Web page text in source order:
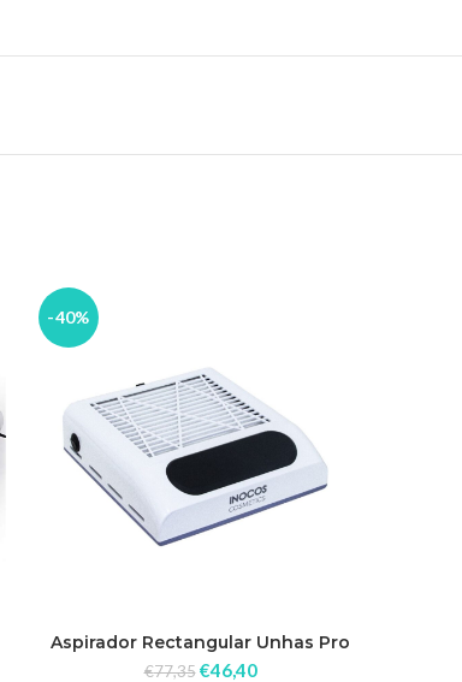
-40%
Aspirador Rectangular Unhas Pro
80W Inocos
€77,35 €46,40